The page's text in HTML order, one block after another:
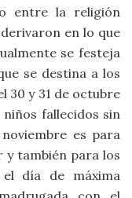
entre la religión
en lo que
se festeja
se destina a los
30 y 31 de octubre
fallecidos sin
es para
y también para los
día de máxima